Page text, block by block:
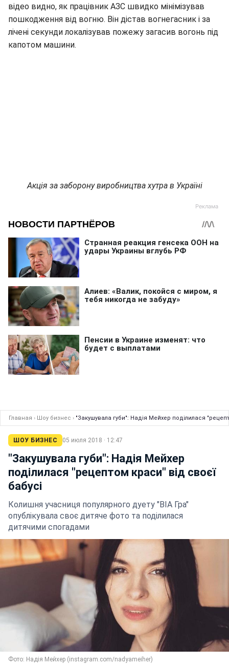
відео видно, як працівник АЗС швидко мінімізував
пошкодження від вогню. Він дістав вогнегасник і за
лічені секунди локалізував пожежу загасив вогонь під
капотом машини.
Акція за заборону виробництва хутра в Україні
Главная › Шоу бизнес › "Закушувала губи": Надія Мейхер поділилася
ШОУ БИЗНЕС 05 июля 2018 · 12:47
"Закушувала губи": Надія Мейхер
поділилася "рецептом краси" від своєї
бабусі
Колишня учасниця популярного дуету "ВІА Гра"
опублікувала своє дитяче фото та поділилася
дитячими спогадами
Фото: Надія Мейхер (instagram.com/nadyameiher)